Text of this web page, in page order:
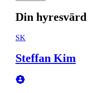
Din hyresvärd
SK
Steffan Kim